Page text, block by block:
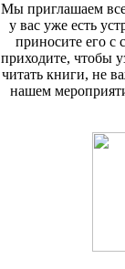
Мы приглашаем
у вас уже есть
приносите его с
приходите, чтобы
читать книги, не
нашем